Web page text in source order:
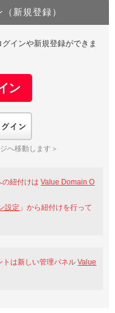
グイン
Amazon
のログイン画面へ遷移します
ント作成
Yahoo!
新規登録）
インや新規登録ができま
へ移動します＞
の紐付けはValue Domain O
設定 」から紐付けを行って
トは新しい管理パネルValue